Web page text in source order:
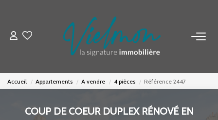
NOS BIENS
Acheter
Louer
Accueil Appartements A vendre 4 pièces Référence 2447
COUP DE COEUR DUPLEX RÉNOVÉ EN